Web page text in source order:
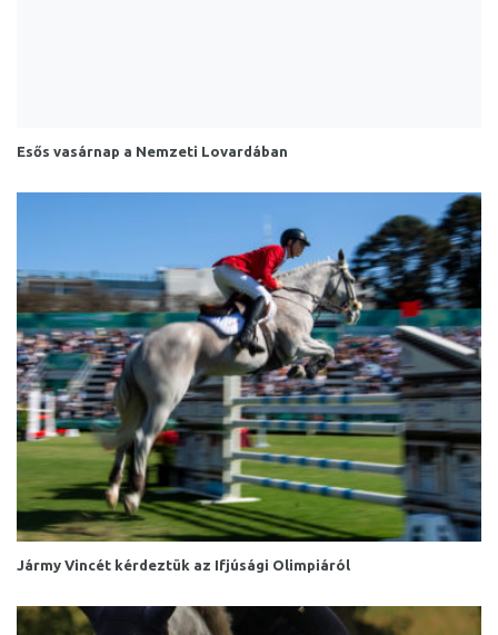
Esős vasárnap a Nemzeti Lovardában
Jármy Vincét kérdeztük az Ifjúsági Olimpiáról